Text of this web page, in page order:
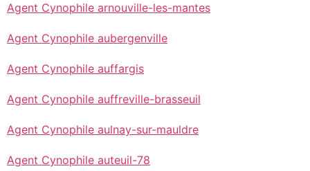
Agent Cynophile arnouville-les-mantes
Agent Cynophile aubergenville
Agent Cynophile auffargis
Agent Cynophile auffreville-brasseuil
Agent Cynophile aulnay-sur-mauldre
Agent Cynophile auteuil-78